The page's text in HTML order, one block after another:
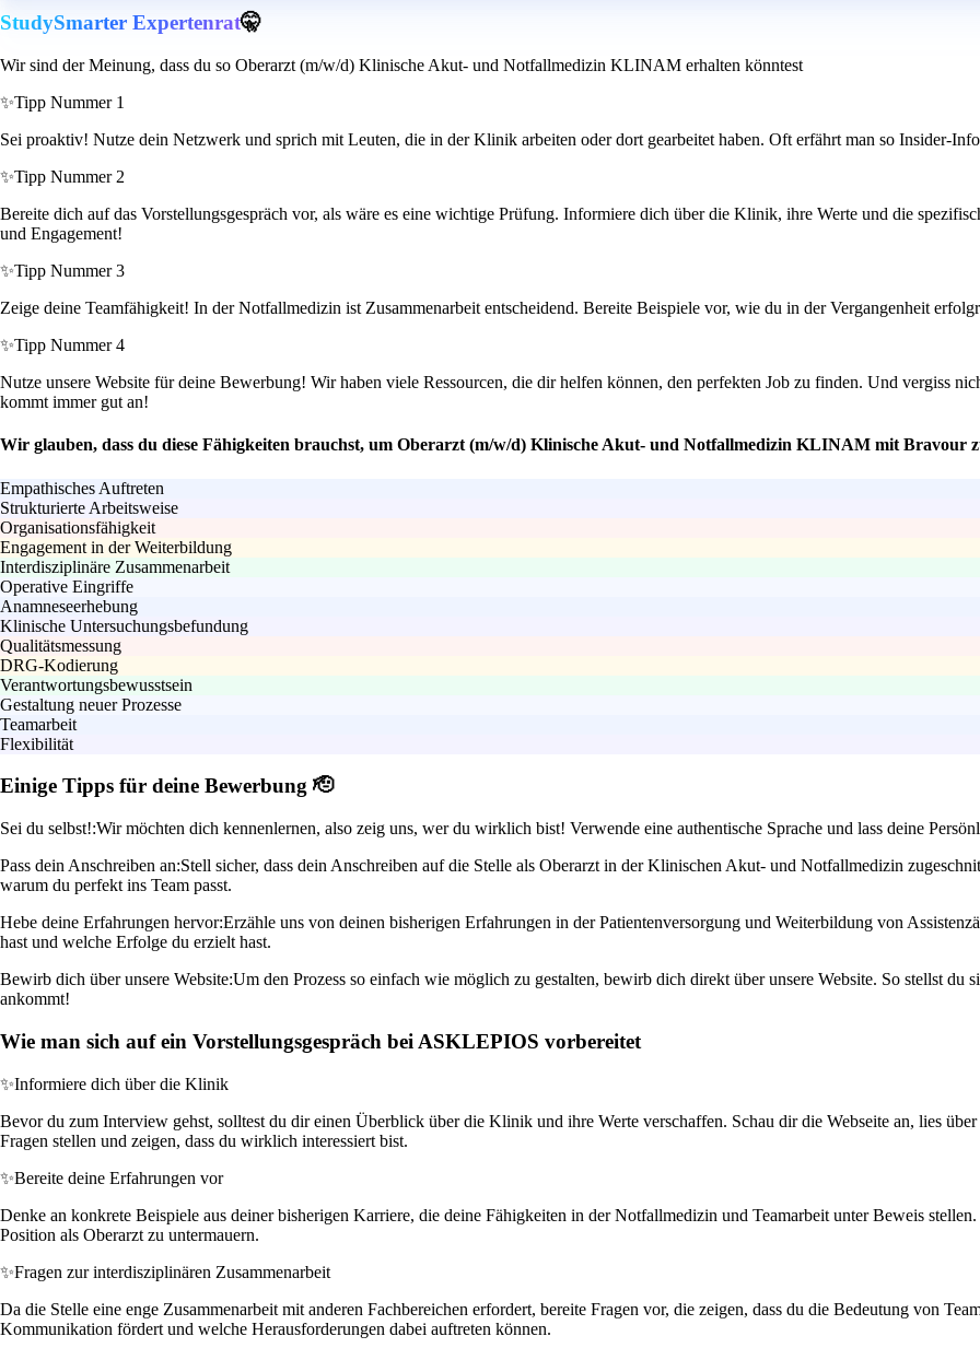
StudySmarter Expertenrat🤫
Wir sind der Meinung, dass du so Oberarzt (m/w/d) Klinische Akut- und Notfallmedizin KLINAM erhalten könntest
✨Tipp Nummer 1
Sei proaktiv! Nutze dein Netzwerk und sprich mit Leuten, die in der Klinik arbeiten oder dort gearbeitet haben. Oft erfährt man so Insider-
✨Tipp Nummer 2
Bereite dich auf das Vorstellungsgespräch vor, als wäre es eine wichtige Prüfung. Informiere dich über die Klinik, ihre Werte und die
und Engagement!
✨Tipp Nummer 3
Zeige deine Teamfähigkeit! In der Notfallmedizin ist Zusammenarbeit entscheidend. Bereite Beispiele vor, wie du in der Vergangenheit
✨Tipp Nummer 4
Nutze unsere Website für deine Bewerbung! Wir haben viele Ressourcen, die dir helfen können, den perfekten Job zu finden. Und vergiss
kommt immer gut an!
Wir glauben, dass du diese Fähigkeiten brauchst, um Oberarzt (m/w/d) Klinische Akut- und Notfallmedizin KLINAM mit Bravour
Empathisches Auftreten
Strukturierte Arbeitsweise
Organisationsfähigkeit
Engagement in der Weiterbildung
Interdisziplinäre Zusammenarbeit
Operative Eingriffe
Anamneseerhebung
Klinische Untersuchungsbefundung
Qualitätsmessung
DRG-Kodierung
Verantwortungsbewusstsein
Gestaltung neuer Prozesse
Teamarbeit
Flexibilität
Einige Tipps für deine Bewerbung 🫡
Sei du selbst!:Wir möchten dich kennenlernen, also zeig uns, wer du wirklich bist! Verwende eine authentische Sprache und lass deine
Pass dein Anschreiben an:Stell sicher, dass dein Anschreiben auf die Stelle als Oberarzt in der Klinischen Akut- und Notfallmedizin
warum du perfekt ins Team passt.
Hebe deine Erfahrungen hervor:Erzähle uns von deinen bisherigen Erfahrungen in der Patientenversorgung und Weiterbildung von
hast und welche Erfolge du erzielt hast.
Bewirb dich über unsere Website:Um den Prozess so einfach wie möglich zu gestalten, bewirb dich direkt über unsere Website. So stellst du
ankommt!
Wie man sich auf ein Vorstellungsgespräch bei ASKLEPIOS vorbereitet
✨Informiere dich über die Klinik
Bevor du zum Interview gehst, solltest du dir einen Überblick über die Klinik und ihre Werte verschaffen. Schau dir die Webseite an, lies
Fragen stellen und zeigen, dass du wirklich interessiert bist.
✨Bereite deine Erfahrungen vor
Denke an konkrete Beispiele aus deiner bisherigen Karriere, die deine Fähigkeiten in der Notfallmedizin und Teamarbeit unter Beweis
Position als Oberarzt zu untermauern.
✨Fragen zur interdisziplinären Zusammenarbeit
Da die Stelle eine enge Zusammenarbeit mit anderen Fachbereichen erfordert, bereite Fragen vor, die zeigen, dass du die Bedeutung von
Kommunikation fördert und welche Herausforderungen dabei auftreten können.